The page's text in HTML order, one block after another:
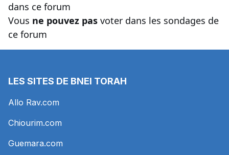
dans ce forum
Vous ne pouvez pas voter dans les sondages de
ce forum
LES SITES DE BNEI TORAH
Allo Rav.com
Chiourim.com
Guemara.com